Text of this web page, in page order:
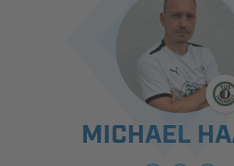
ERGEBNISSE & WETTBEWERBE
SPIELBETRIEB & VERBANDSLEBEN
AUSBILDUNG & FÖRDERUNG
MICHAEL